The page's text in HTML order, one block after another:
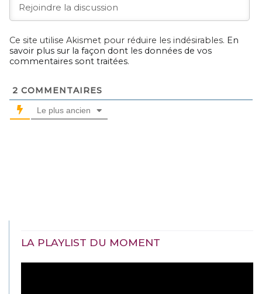
Ce site utilise Akismet pour réduire les indésirables. En
savoir plus sur la façon dont les données de vos
commentaires sont traitées.
2 COMMENTAIRES
Le plus ancien
LA PLAYLIST DU MOMENT